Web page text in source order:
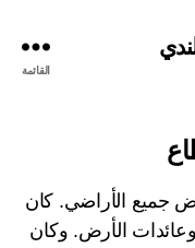
القائمة
جميع الأراضي. كان
وعائدات الأرض. وكان